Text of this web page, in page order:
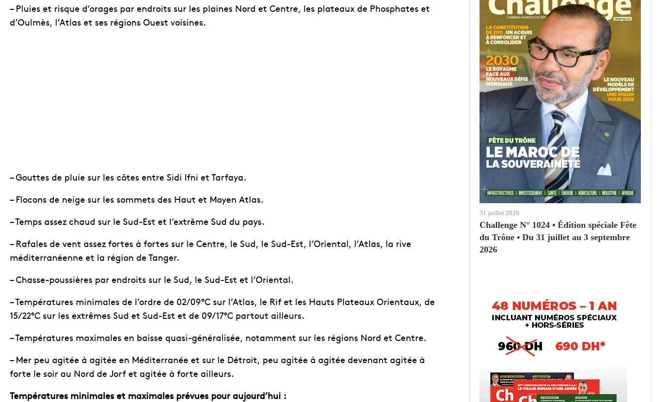
– Pluies et risque d’orages par endroits sur les plaines Nord et Centre, les plateaux de Phosphates et
d’Oulmès, l’Atlas et ses régions Ouest voisines.
– Gouttes de pluie sur les côtes entre Sidi Ifni et Tarfaya.
– Flocons de neige sur les sommets des Haut et Moyen Atlas.
– Temps assez chaud sur le Sud-Est et l’extrême Sud du pays.
– Rafales de vent assez fortes à fortes sur le Centre, le Sud, le Sud-Est, l’Oriental, l’Atlas, la rive
méditerranéenne et la région de Tanger.
– Chasse-poussières par endroits sur le Sud, le Sud-Est et l’Oriental.
– Températures minimales de l’ordre de 02/09°C sur l’Atlas, le Rif et les Hauts Plateaux Orientaux, de
15/22°C sur les extrêmes Sud et Sud-Est et de 09/17°C partout ailleurs.
– Températures maximales en baisse quasi-généralisée, notamment sur les régions Nord et Centre.
– Mer peu agitée à agitée en Méditerranée et sur le Détroit, peu agitée à agitée devenant agitée à
forte le soir au Nord de Jorf et agitée à forte ailleurs.
Températures minimales et maximales prévues pour aujourd’hui :
31 juillet 2026
Challenge N° 1024 • Édition spéciale Fête
du Trône • Du 31 juillet au 3 septembre
2026